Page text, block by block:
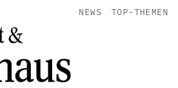
NEWS TOP-THEMEN